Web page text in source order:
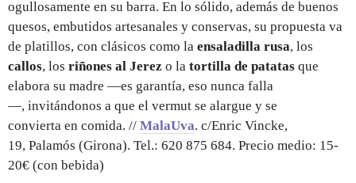
ogullosamente en su barra. En lo sólido, además de buenos
quesos, embutidos artesanales y conservas, su propuesta va
de platillos, con clásicos como la ensaladilla rusa, los
callos, los riñones al Jerez o la tortilla de patatas que
elabora su madre —es garantía, eso nunca falla
—, invitándonos a que el vermut se alargue y se
convierta en comida. // MalaUva. c/Enric Vincke,
19, Palamós (Girona). Tel.: 620 875 684. Precio medio: 15-
20€ (con bebida)